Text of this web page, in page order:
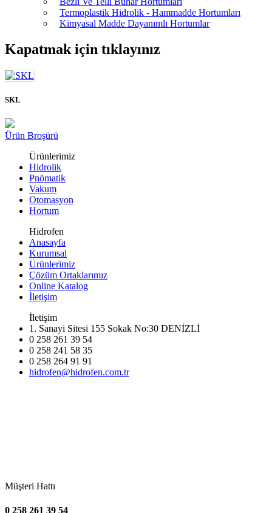
Termoplastik Hidrolik - Hammadde Hortumları
Kimyasal Madde Dayanımlı Hortumlar
Kapatmak için tıklayınız
SKL
Ürün Broşürü
Ürünlerimiz
Hidrolik
Pnömatik
Vakum
Otomasyon
Hortum
Hidrofen
Anasayfa
Kurumsal
Ürünlerimiz
Çözüm Ortaklarımız
Online Katalog
İletişim
İletişim
1. Sanayi Sitesi 155 Sokak No:30 DENİZLİ
0 258 261 39 54
0 258 241 58 35
0 258 264 91 91
hidrofen@hidrofen.com.tr
Müşteri Hattı
0 258 261 39 54